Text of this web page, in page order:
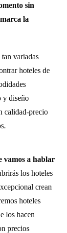
sin
la
variadas
hoteles de
y diseño
calidad-precio
vamos a hablar
los hoteles
crean
hoteles
los hacen
precios